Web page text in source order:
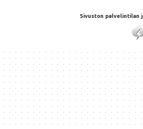
Sivuston palvelintilan